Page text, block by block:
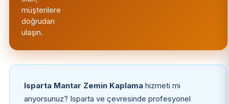
müşterilere
doğrudan
ulaşın.
Isparta Mantar Zemin Kaplamahizmeti mi
arıyorsunuz? Isparta ve çevresinde profesyonel